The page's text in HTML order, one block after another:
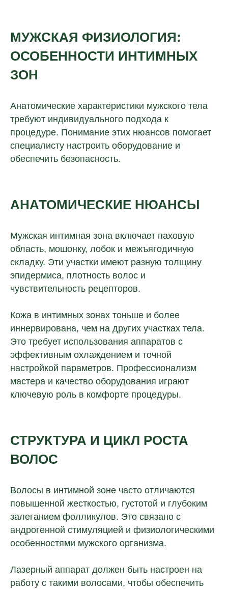
МУЖСКАЯ ФИЗИОЛОГИЯ:
ОСОБЕННОСТИ ИНТИМНЫХ
ЗОН
Анатомические характеристики мужского тела
требуют индивидуального подхода к
процедуре. Понимание этих нюансов помогает
специалисту настроить оборудование и
обеспечить безопасность.
АНАТОМИЧЕСКИЕ НЮАНСЫ
Мужская интимная зона включает паховую
область, мошонку, лобок и межъягодичную
складку. Эти участки имеют разную толщину
эпидермиса, плотность волос и
чувствительность рецепторов.
Кожа в интимных зонах тоньше и более
иннервирована, чем на других участках тела.
Это требует использования аппаратов с
эффективным охлаждением и точной
настройкой параметров. Профессионализм
мастера и качество оборудования играют
ключевую роль в комфорте процедуры.
СТРУКТУРА И ЦИКЛ РОСТА
ВОЛОС
Волосы в интимной зоне часто отличаются
повышенной жесткостью, густотой и глубоким
залеганием фолликулов. Это связано с
андрогенной стимуляцией и физиологическими
особенностями мужского организма.
Лазерный аппарат должен быть настроен на
работу с такими волосами, чтобы обеспечить